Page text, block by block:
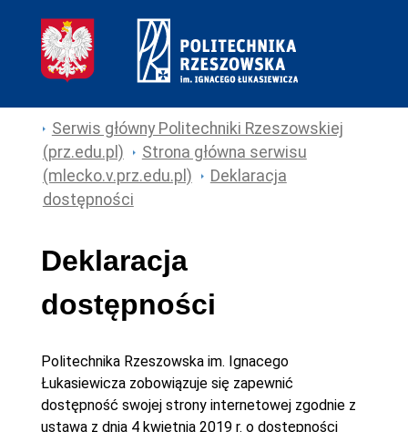
Serwis główny Politechniki Rzeszowskiej
(prz.edu.pl)
Strona główna serwisu
(mlecko.v.prz.edu.pl)
Deklaracja
dostępności
Deklaracja
dostępności
Politechnika Rzeszowska im. Ignacego
Łukasiewiczazobowiązuje się zapewnić
dostępność swojej strony internetowej zgodnie z
ustawą z dnia 4 kwietnia 2019 r. o dostępności